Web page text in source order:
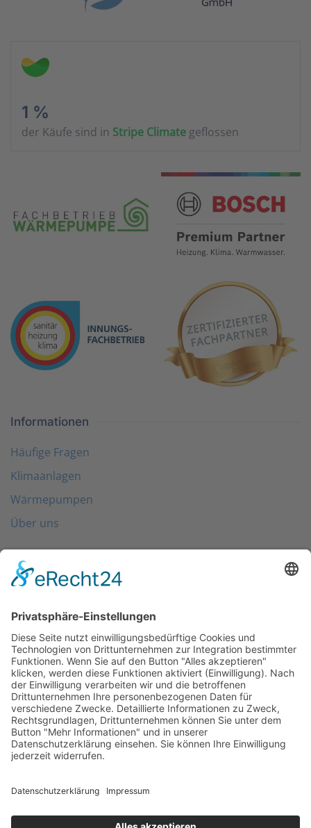
1 %
der Käufe sind in Stripe Climate geflossen
Informationen
Häufige Fragen
Klimaanlagen
Wärmepumpen
Über uns
Folgen Sie uns
Kontakt
0203 - 3965 710
info@friondo.de
Whatsapp
Mo - Fr von 8 - 17 Uhr
SCHREIBEN SIE UNS